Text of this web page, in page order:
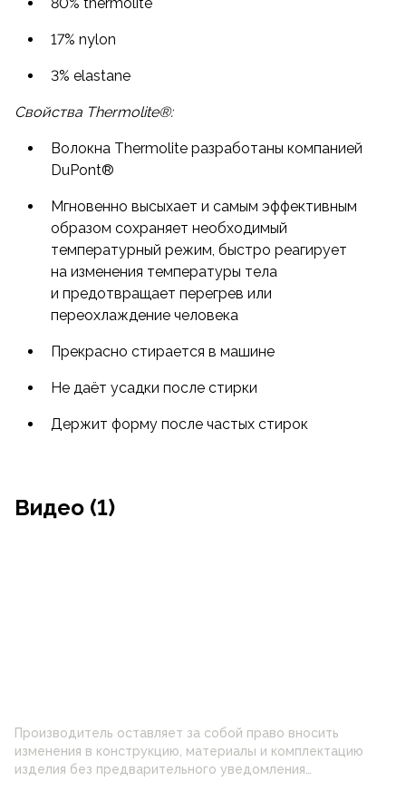
Видео (1)
17% nylon
3% elastane
Свойства Thermolite®:
Волокна Thermolite разработаны компанией
DuPont®
Мгновенно высыхает и самым эффективным
образом сохраняет необходимый
температурный режим, быстро реагирует
на изменения температуры тела
и предотвращает перегрев или
переохлаждение человека
Прекрасно стирается в машине
Не даёт усадки после стирки
Держит форму после частых стирок
Производитель оставляет за собой право вносить
изменения в конструкцию, материалы и комплектацию
изделия без предварительного уведомления